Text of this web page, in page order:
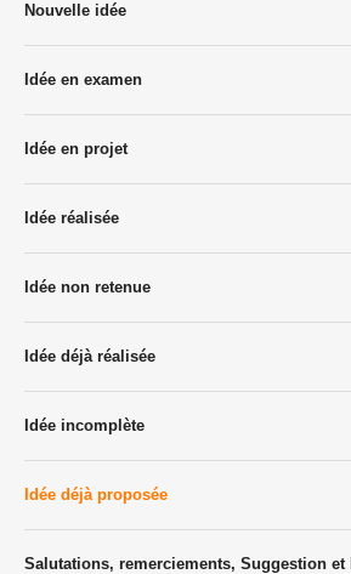
Nouvelle idée
Idée en examen
Idée en projet
Idée réalisée
Idée non retenue
Idée déjà réalisée
Idée incomplète
Idée déjà proposée
Salutations, remerciements, Suggestion et